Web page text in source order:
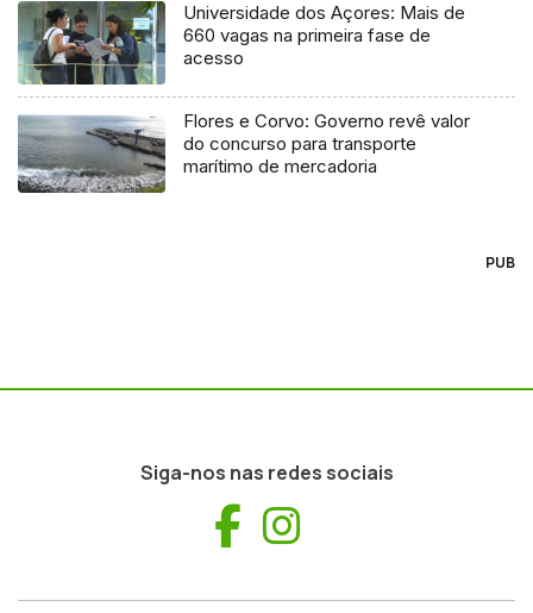
Universidade dos Açores: Mais de
660 vagas na primeira fase de
acesso
Flores e Corvo: Governo revê valor
do concurso para transporte
marítimo de mercadoria
PUB
Siga-nos nas redes sociais
Facebook